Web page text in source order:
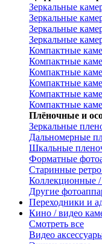
Зеркальные
Зеркальные
Зеркальные
Зеркальные
Компактные
Компактные
Компактные
Компактные
Компактные
Компактные
Плёночные и
Зеркальные
Дальномерные
Шкальные
Форматные
Старинные
Коллекционные
Другие
Переходники и
Кино / видео
Смотреть все
Видео